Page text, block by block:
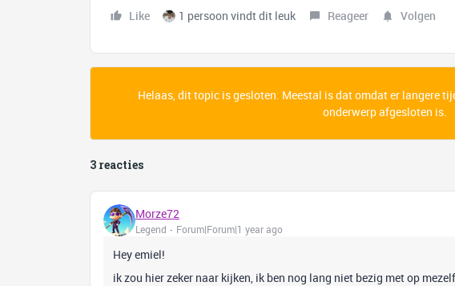
Like 1 persoon vindt dit leuk Reageer Volgen
Helaas, dit topic is gesloten. Meestal is dat omdat er langere
onderwerp afgesloten is.
3 reacties
Morze72
Legend Forum|Forum|1 year ago
Hey emiel!
ik zou hier zeker naar kijken, ik ben nog lang niet bezig met op